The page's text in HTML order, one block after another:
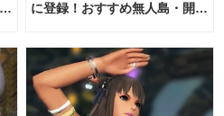
に登録！おすすめ無人島・開拓